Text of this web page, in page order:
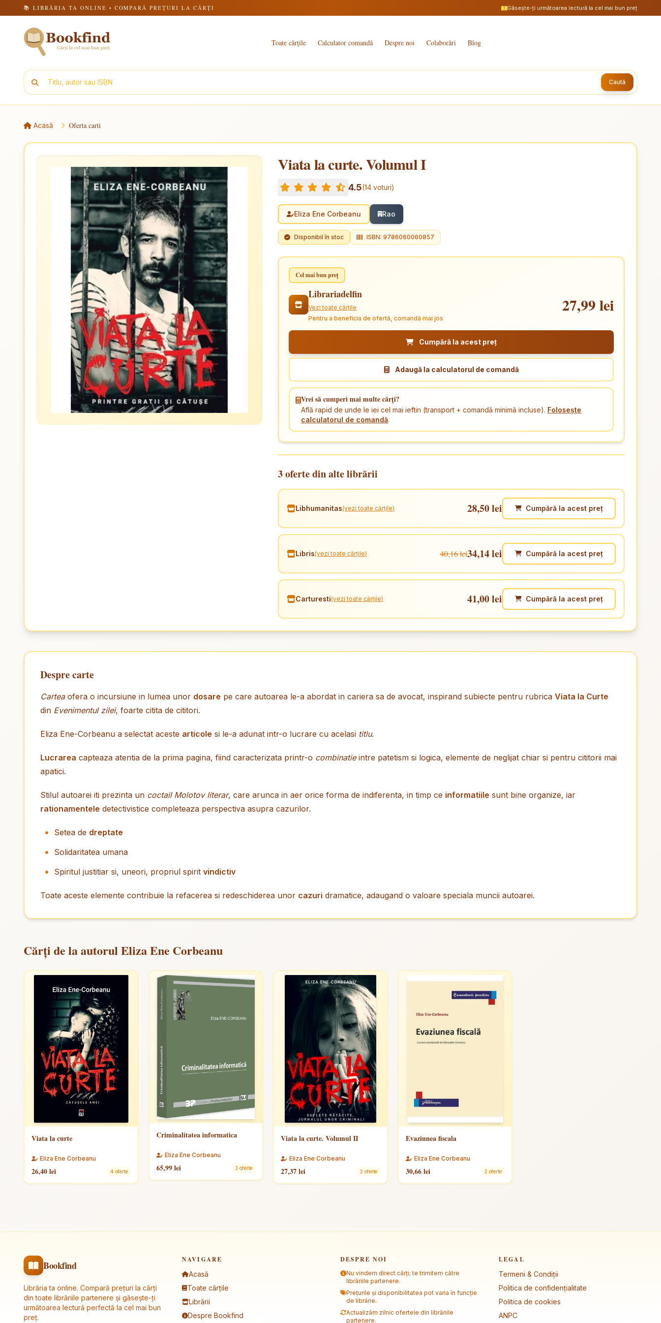
📚 LIBRĂRIA TA ONLINE • COMPARĂ PREȚURI LA CĂRȚI Găsește-ți următoarea lectură la cel mai bun preț
Toate cărțile Calculator comandă Despre noi Colaborări Blog
Caută
Acasă Oferta carti
Viata la curte. Volumul I
4.5(14 voturi)
Eliza Ene Corbeanu Rao
Disponibil în stoc ISBN: 9786060060857
Cel mai bun preț
Librariadelfin
Vezi toate cărțile
Pentru a beneficia de ofertă, comandă mai jos
27,99 lei
Cumpără la acest preț
Adaugă la calculatorul de comandă
Vrei să cumperi mai multe cărți?
Află rapid de unde le iei cel mai ieftin (transport + comandă minimă incluse). Folosește
calculatorul de comandă.
3 oferte din alte librării
Libhumanitas(vezi toate cărțile) 28,50 lei Cumpără la acest preț
Libris(vezi toate cărțile) 40,16 lei34,14 lei Cumpără la acest preț
Carturesti(vezi toate cărțile) 41,00 lei Cumpără la acest preț
Despre carte
Carteaofera o incursiune in lumea unor dosare pe care autoarea le-a abordat in cariera sa de avocat, inspirand subiecte pentru rubrica Viata la Curte
din Evenimentul zilei, foarte citita de cititori.
Eliza Ene-Corbeanu a selectat aceste articole si le-a adunat intr-o lucrare cu acelasi titlu.
Lucrarea capteaza atentia de la prima pagina, fiind caracterizata printr-o combinatieintre patetism si logica, elemente de neglijat chiar si pentru cititorii mai
apatici.
Stilul autoarei iti prezinta un coctail Molotov literar, care arunca in aer orice forma de indiferenta, in timp ce informatiile sunt bine organize, iar
rationamentele detectivistice completeaza perspectiva asupra cazurilor.
Setea de dreptate
Solidaritatea umana
Spiritul justitiar si, uneori, propriul spirit vindictiv
Toate aceste elemente contribuie la refacerea si redeschiderea unor cazuri dramatice, adaugand o valoare speciala muncii autoarei.
Cărți de la autorul Eliza Ene Corbeanu
Viata la curte
Eliza Ene Corbeanu
26,40 lei 4 oferte
Criminalitatea informatica
Eliza Ene Corbeanu
65,99 lei 3 oferte
Viata la curte. Volumul II
Eliza Ene Corbeanu
27,37 lei 2 oferte
Evaziunea fiscala
Eliza Ene Corbeanu
30,66 lei 2 oferte
Bookfind
Librăria ta online. Compară prețuri la cărți
din toate librăriile partenere și găsește-ți
următoarea lectură perfectă la cel mai bun
preț.
NAVIGARE
Acasă
Toate cărțile
Librării
Despre Bookfind
DESPRE NOI
Nu vindem direct cărți; te trimitem către
librăriile partenere.
Prețurile și disponibilitatea pot varia în funcție
de librărie.
Actualizăm zilnic ofertele din librăriile
partenere.
LEGAL
Termeni & Condiții
Politica de confidențialitate
Politica de cookies
ANPC